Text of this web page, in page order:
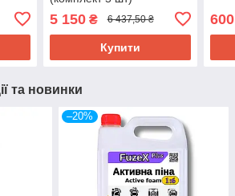
5 150₴ 6 437,50 ₴
Купити
600
та новинки
–20%